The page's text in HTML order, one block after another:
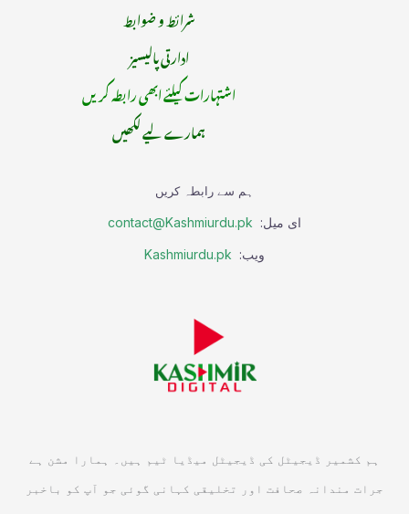
شرائط و ضوابط
ادارتی پالیسیز
اشتہارات کیلئے ابھی رابطہ کریں
ہمارے لیے لکھیں
ہم سے رابطہ کریں
ای میل: contact@Kashmiurdu.pk
ویب: Kashmiurdu.pk
ہم کشمیر ڈیجیٹل کی ڈیجیٹل میڈیا ٹیم ہیں۔ ہمارا مشن ہے
جرات مندانہ صحافت اور تخلیقی کہانی گوئی جو آپ کو باخبر